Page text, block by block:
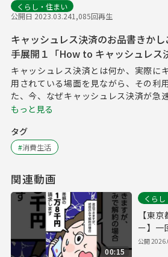
くらし・住まい
公開日 2023.03.241,085回再生
キャッシュレス決済のお品書きか
手展開１「How to キャッシュレス
キャッシュレス決済とは何か、実際に
用されている場面を見ながら、その利
た、今、なぜキャッシュレス決済が急
もっと見る
タグ
#消費生活
関連動画
00:15
くら
【東
ー】一
りだっ
公開